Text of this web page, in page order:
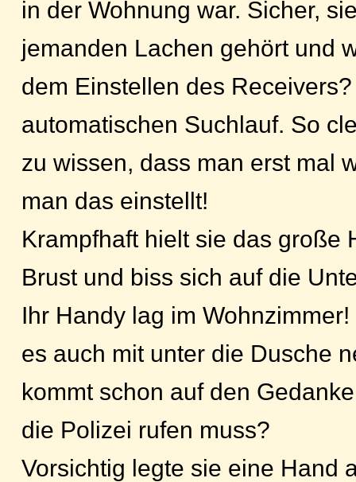
in der Wohnung war. Sicher,
jemanden Lachen gehört und
dem Einstellen des
automatischen Suchlauf. So
zu wissen, dass man erst mal
man das einstellt!
Krampfhaft hielt sie das große
Brust und biss sich auf die
Ihr Handy lag im
es auch mit unter die Dusche
kommt schon auf den
die Polizei rufen muss?
Vorsichtig legte sie eine Hand